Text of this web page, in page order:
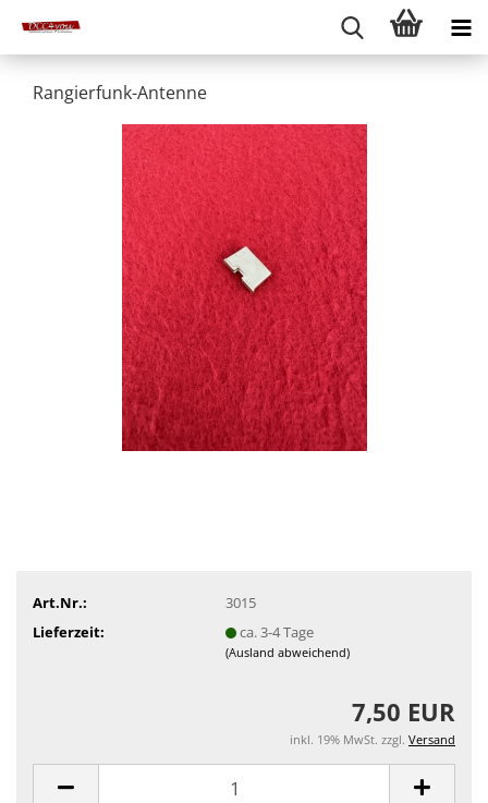
Rangierfunk-Antenne
Art.Nr.:
3015
Lieferzeit:
ca. 3-4 Tage
(Ausland abweichend)
7,50 EUR
inkl. 19% MwSt. zzgl. Versand